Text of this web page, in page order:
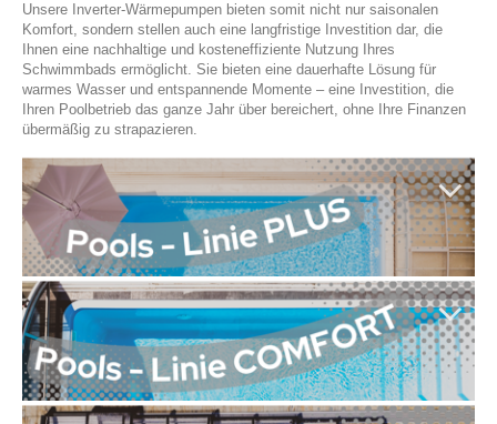
Unsere Inverter-Wärmepumpen bieten somit nicht nur saisonalen
Komfort, sondern stellen auch eine langfristige Investition dar, die
Ihnen eine nachhaltige und kosteneffiziente Nutzung Ihres
Schwimmbads ermöglicht. Sie bieten eine dauerhafte Lösung für
warmes Wasser und entspannende Momente – eine Investition, die
Ihren Poolbetrieb das ganze Jahr über bereichert, ohne Ihre Finanzen
übermäßig zu strapazieren.